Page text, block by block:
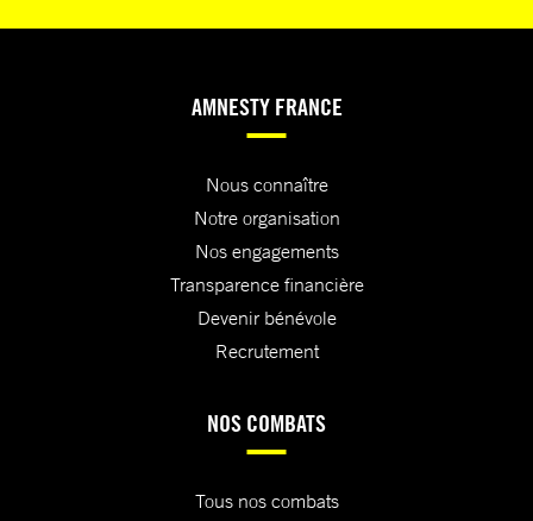
AMNESTY FRANCE
Nous connaître
Notre organisation
Nos engagements
Transparence financière
Devenir bénévole
Recrutement
NOS COMBATS
Tous nos combats